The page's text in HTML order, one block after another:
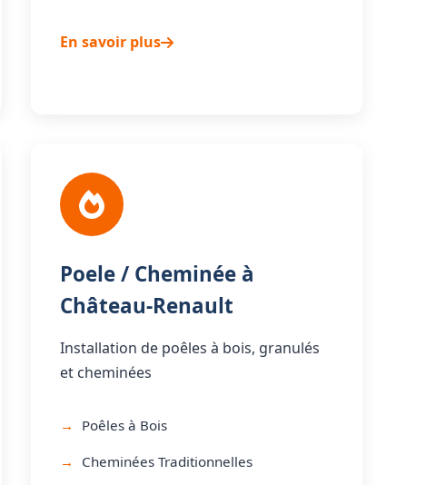
En savoir plus
Poele / Cheminée à
Château-Renault
Installation de poêles à bois, granulés
et cheminées
Poêles à Bois
Cheminées Traditionnelles